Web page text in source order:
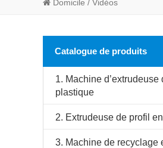
Domicile / Vidéos
Catalogue de produits
1. Machine d’extrudeuse
plastique
2. Extrudeuse de profil
3. Machine de recyclage